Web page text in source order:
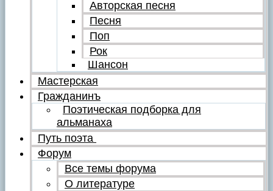
Авторская песня
Песня
Поп
Рок
Шансон
Мастерская
Гражданинъ
Поэтическая подборка для
альманаха
Путь поэта
Форум
Все темы форума
О литературе